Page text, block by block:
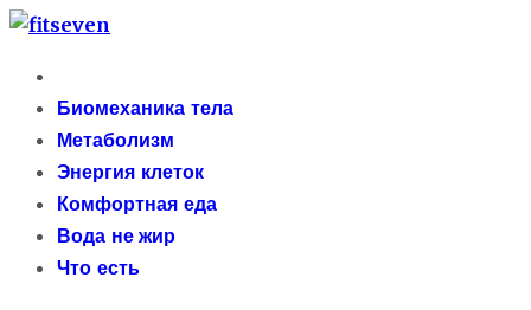
Skip
content
сайт о метаболизме и энергетической адаптации
организма после 40 лет
Primary
MenuБиомеханика тела
Метаболизм
Энергия клеток
Комфортная еда
Вода не жир
Что есть